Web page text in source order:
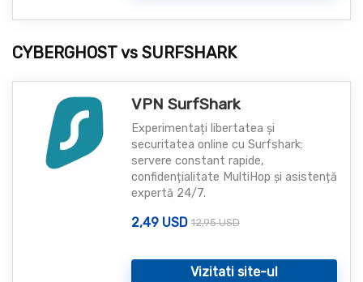
CYBERGHOST vs SURFSHARK
VPN SurfShark
Experimentați libertatea și
securitatea online cu Surfshark:
servere constant rapide,
confidențialitate MultiHop și asistență
expertă 24/7.
2,49 USD 12,95 USD
Vizitati site-ul